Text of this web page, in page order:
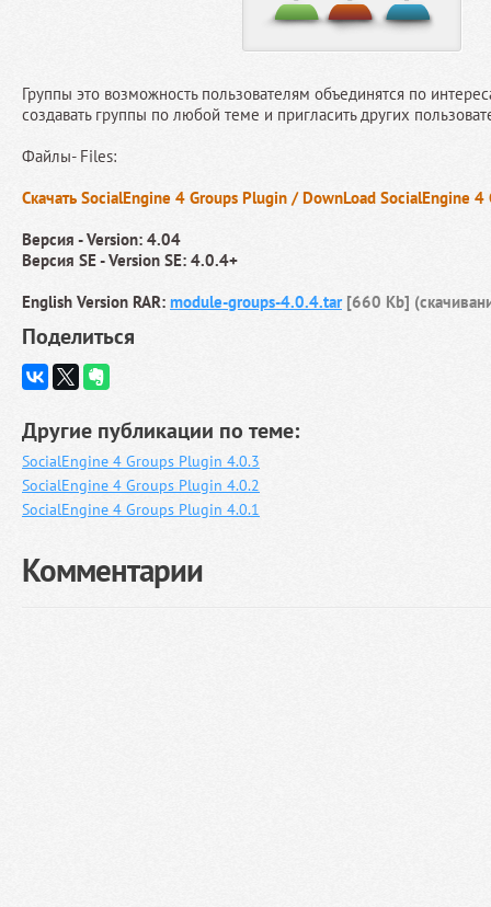
Группы это возможность пользователям объединятся по
создавать группы по любой теме и пригласить других
Файлы- Files:
Скачать SocialEngine 4 Groups Plugin / DownLoad SocialEngine 4
Версия - Version: 4.04
Версия SE - Version SE: 4.0.4+
English Version RAR: module-groups-4.0.4.tar[660 Kb]
Поделиться
Другие публикации по теме:
SocialEngine 4 Groups Plugin 4.0.3
SocialEngine 4 Groups Plugin 4.0.2
SocialEngine 4 Groups Plugin 4.0.1
Комментарии